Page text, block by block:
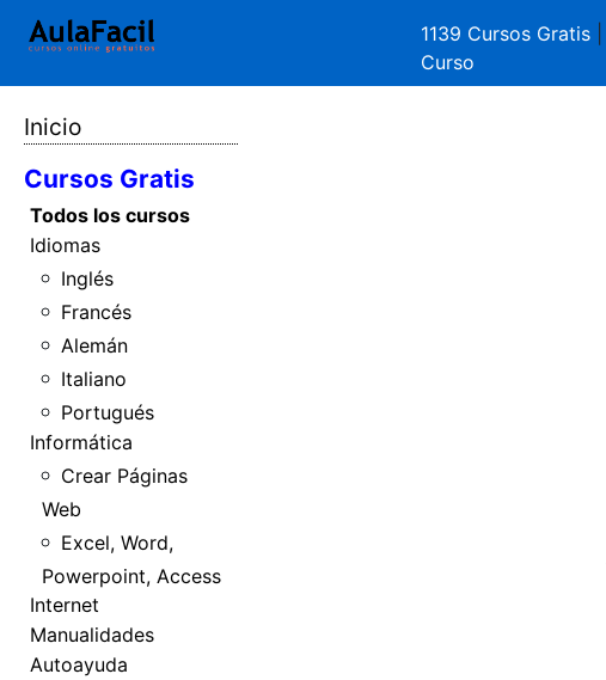
1139 Cursos Gratis
Curso
Inicio
Cursos Gratis
Todos los cursos
Idiomas
Inglés
Francés
Alemán
Italiano
Portugués
Informática
Crear Páginas
Web
Excel, Word,
Powerpoint, Access
Internet
Manualidades
Autoayuda